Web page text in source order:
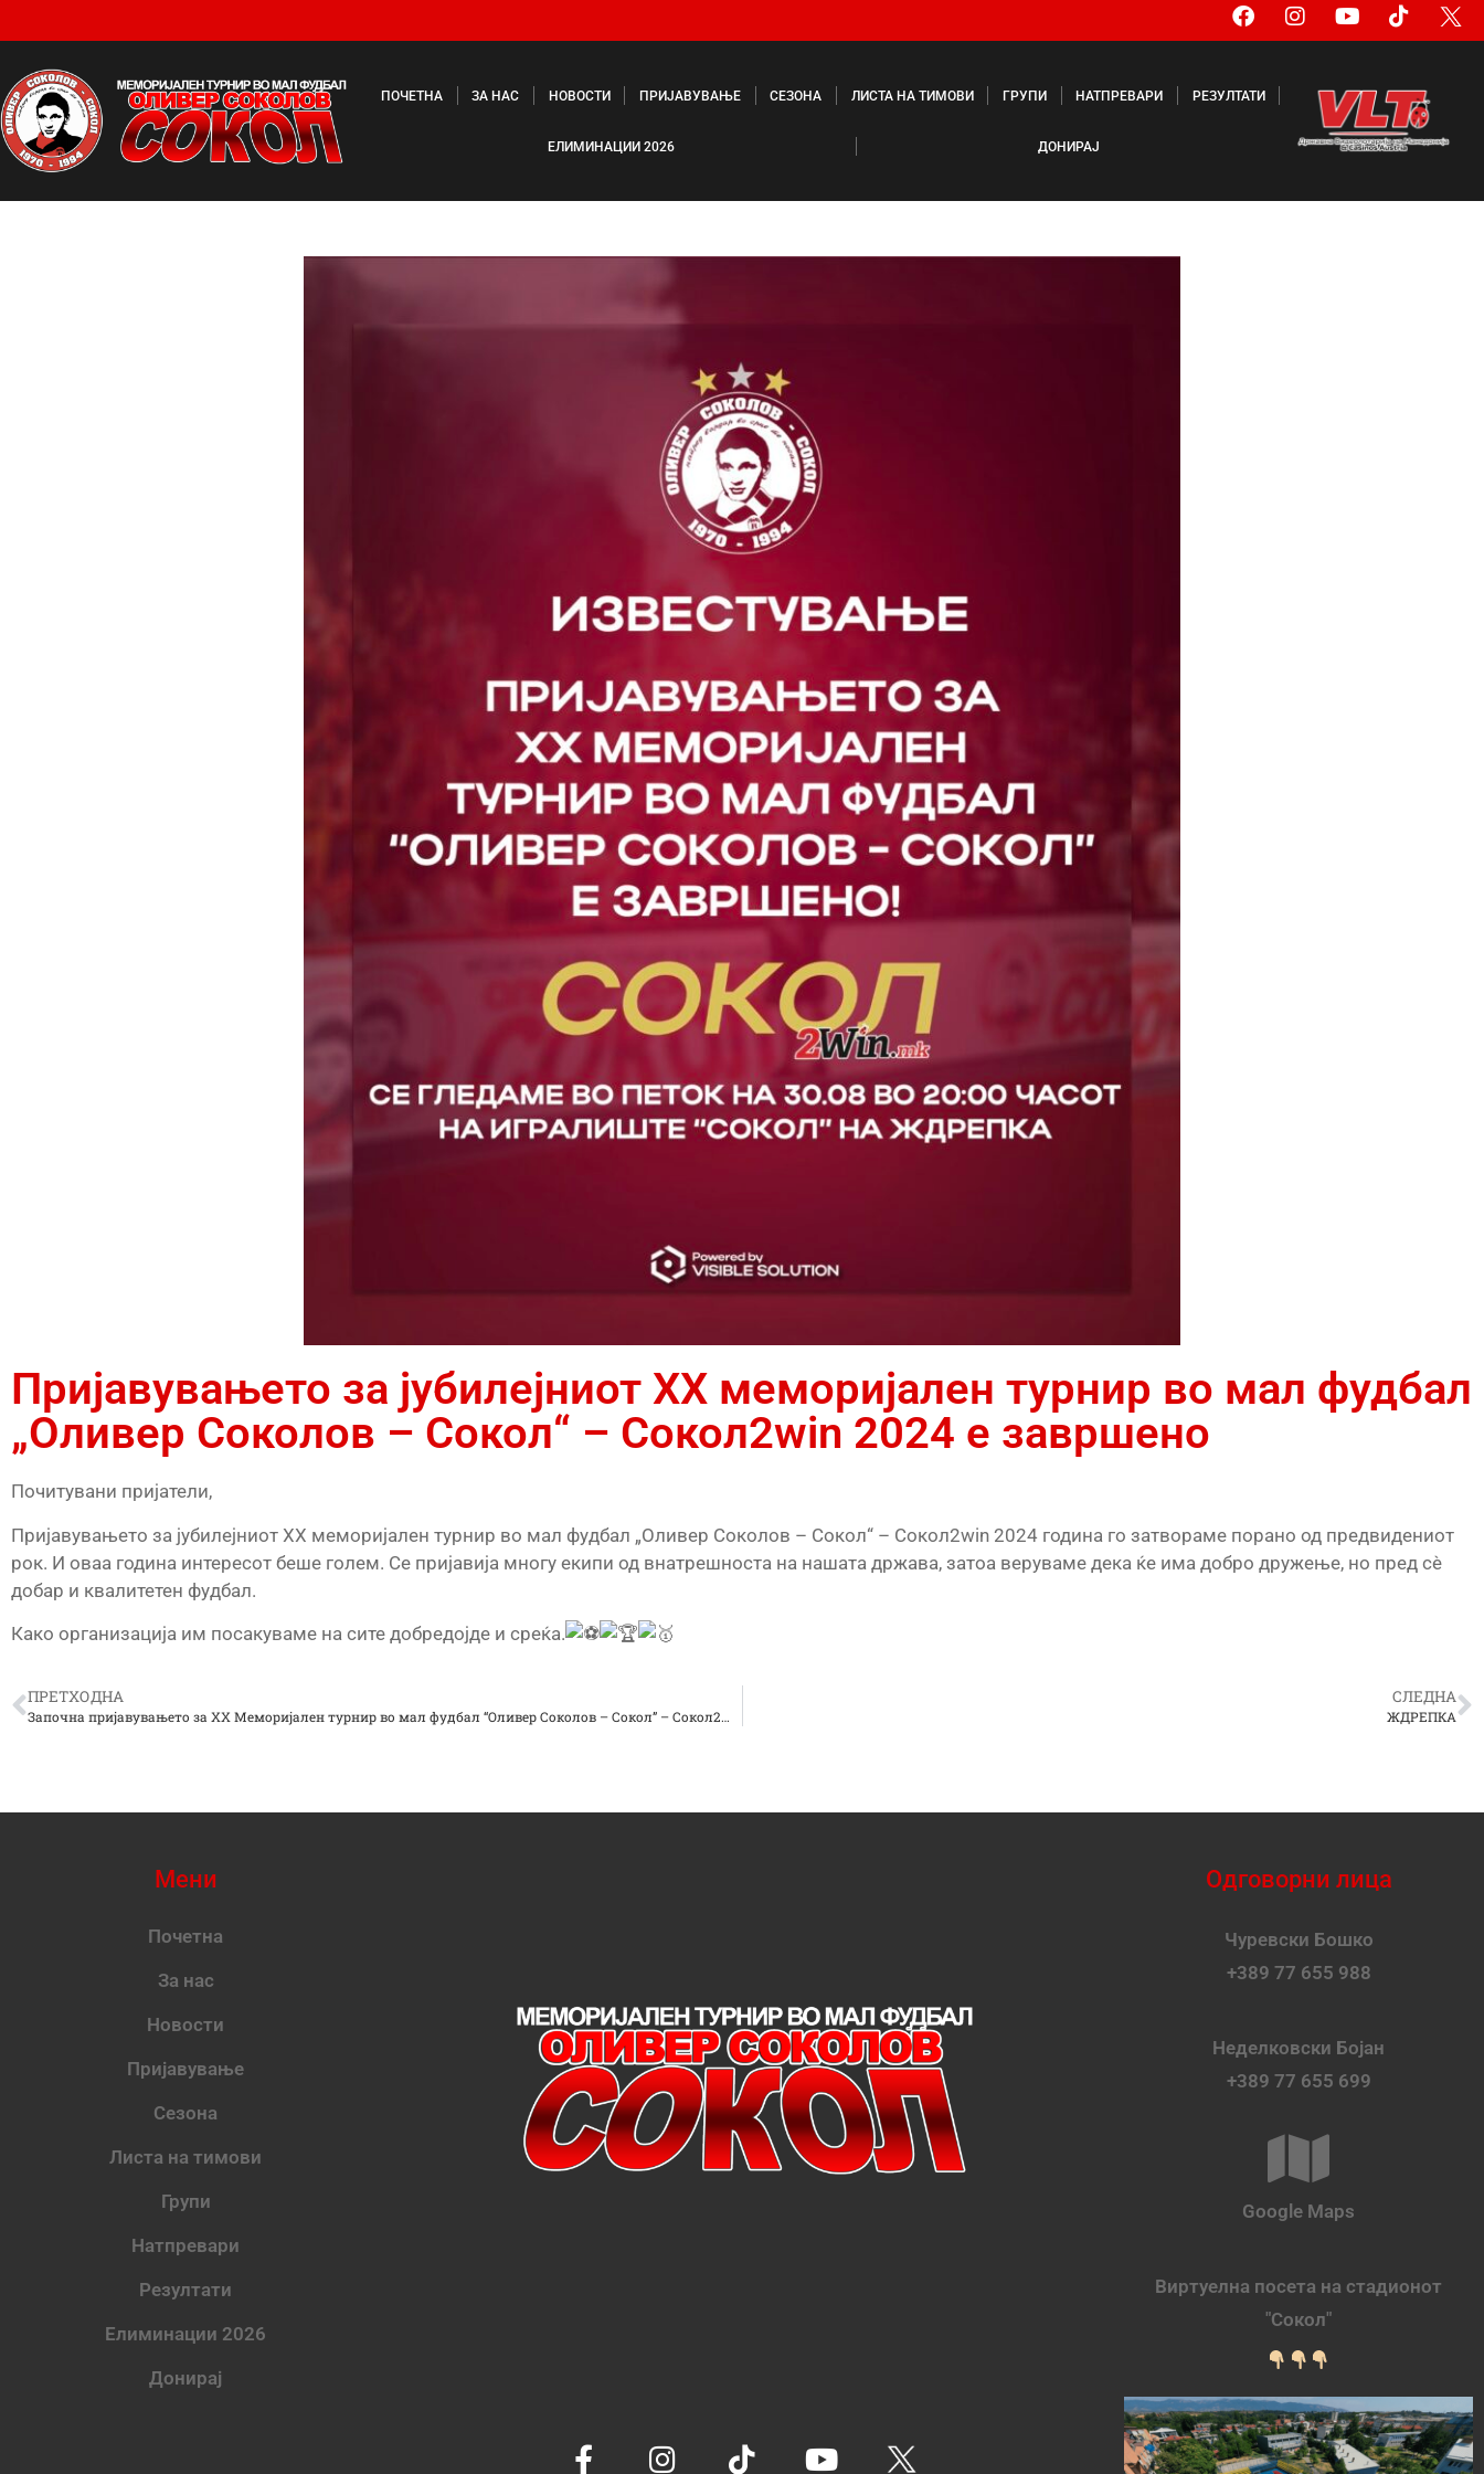
ПОЧЕТНА ЗА НАС НОВОСТИ ПРИЈАВУВАЊЕ СЕЗОНА ЛИСТА НА ТИМОВИ ГРУПИ НАТПРЕВАРИ РЕЗУЛТАТИ
ЕЛИМИНАЦИИ 2026 ДОНИРАЈ
Пријавувањето за јубилејниот XX меморијален турнир во мал фудбал
„Оливер Соколов – Сокол“ – Сокол2win 2024 е завршено
Почитувани пријатели,
Пријавувањето за јубилејниот XX меморијален турнир во мал фудбал „Оливер Соколов – Сокол“ – Сокол2win 2024 година го затвораме порано од предвидениот
рок. И оваа година интересот беше голем. Се пријавија многу екипи од внатрешноста на нашата држава, затоа веруваме дека ќе има добро дружење, но пред сè
добар и квалитетен фудбал.
Како организација им посакуваме на сите добредојде и среќа.
ПРЕТХОДНА
Започна пријавувањето за XX Меморијален турнир во мал фудбал “Оливер Соколов – Сокол” – Сокол2win 2024 година
СЛЕДНА
ЖДРЕПКА
Мени
Почетна
За нас
Новости
Пријавување
Сезона
Листа на тимови
Групи
Натпревари
Резултати
Елиминации 2026
Донирај
Одговорни лица
Чуревски Бошко
+389 77 655 988
Неделковски Бојан
+389 77 655 699
Google Maps
Виртуелна посета на стадионот
"Сокол"